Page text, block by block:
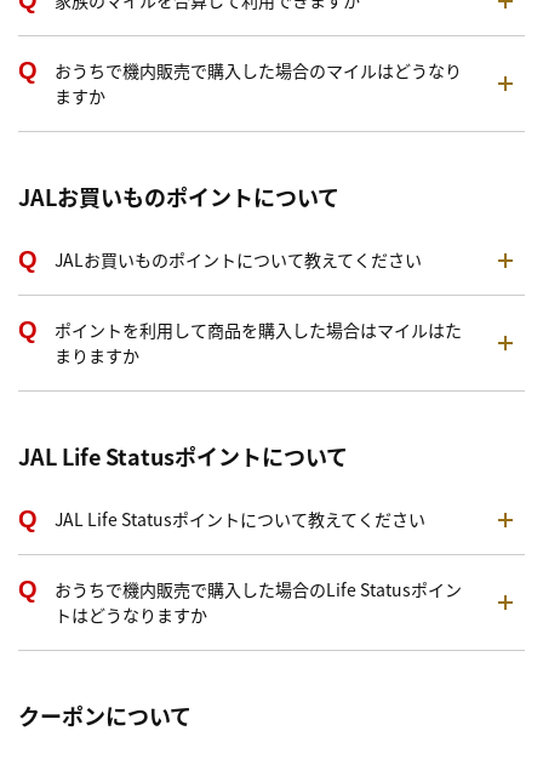
おうちで機内販売で購入した場合のマイルはどうなり
ますか
JALお買いものポイントについて
JALお買いものポイントについて教えてください
ポイントを利用して商品を購入した場合はマイルはた
まりますか
JAL Life Statusポイントについて
JAL Life Statusポイントについて教えてください
おうちで機内販売で購入した場合のLife Statusポイン
トはどうなりますか
クーポンについて